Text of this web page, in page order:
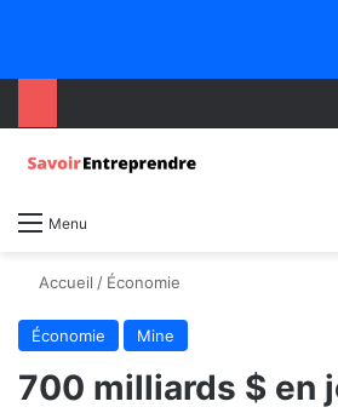
Menu
Accueil / Économie
Économie Mine
700 milliards $ en